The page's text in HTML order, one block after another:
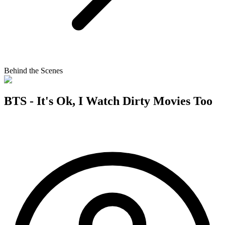
Behind the Scenes
BTS - It's Ok, I Watch Dirty Movies Too